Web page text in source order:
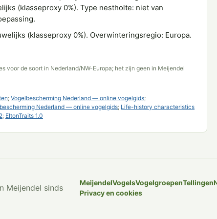
(klasseproxy 0%). Type nestholte: niet van
(klasseproxy 0%). Overwinteringsregio: Europa.
voor de soort in Nederland/NW-Europa; het zijn geen in Meijendel
; Vogelbescherming Nederland — online vogelgids;
Nederland — online vogelgids; Life-history characteristics
; EltonTraits 1.0
Meijendel sinds
MeijendelVogelsVogelgroepenTellingen
Privacy en cookies